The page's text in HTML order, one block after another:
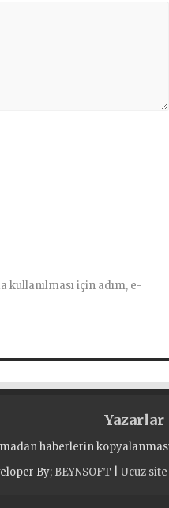
kullanılması için adım, e-
Yazarlar
haberlerin
By; BEYNSOFT Ucuz site